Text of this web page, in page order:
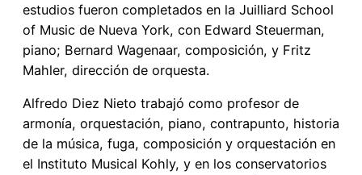
estudios fueron completados en la Juilliard School
of Music de Nueva York, con Edward Steuerman,
piano; Bernard Wagenaar, composición, y Fritz
Mahler, dirección de orquesta.
Alfredo Diez Nieto trabajó como profesor de
armonía, orquestación, piano, contrapunto, historia
de la música, fuga, composición y orquestación en
el Instituto Musical Kohly, y en los conservatorios